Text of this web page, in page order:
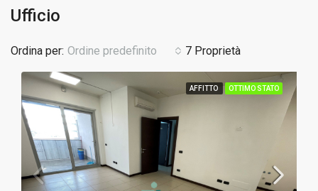
Ufficio
7 Proprietà
Ordina per: Ordine predefinito
AFFITTO OTTIMO STATO